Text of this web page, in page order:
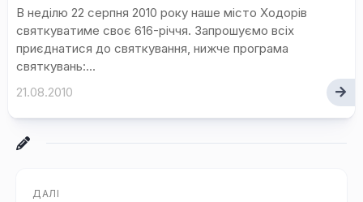
В неділю 22 серпня 2010 року наше місто Ходорів
святкуватиме своє 616-річчя. Запрошуємо всіх
приєднатися до святкування, нижче програма
святкувань:...
21.08.2010
ДАЛІ